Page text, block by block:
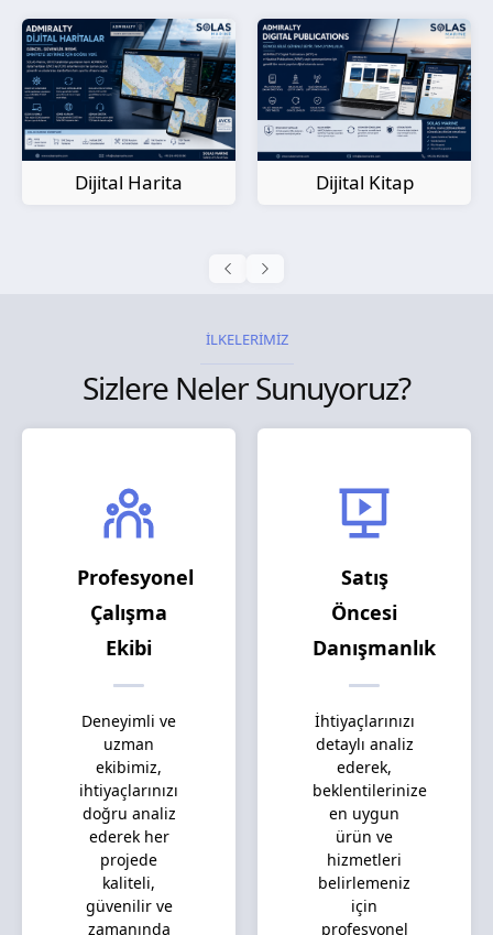
Dijital Kitap
Kağıt Harita
İLKELERİMİZ
Sizlere Neler Sunuyoruz?
Profesyonel
Çalışma
Ekibi
Deneyimli ve
uzman
ekibimiz,
ihtiyaçlarınızı
doğru analiz
ederek her
projede
kaliteli,
güvenilir ve
zamanında
Satış
Öncesi
Danışmanlık
İhtiyaçlarınızı
detaylı analiz
ederek,
beklentilerinize
en uygun
ürün ve
hizmetleri
belirlemeniz
için
profesyonel